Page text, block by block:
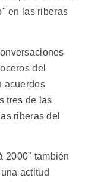
en las riberas
del
acuerdos
tres de las
riberas del
2000" también
actitud